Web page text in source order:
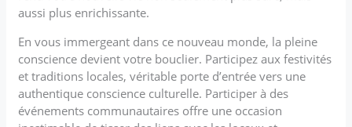
aussi plus enrichissante.
En vous immergeant dans ce nouveau monde, la pleine
conscience devient votre bouclier. Participez aux festivités
et traditions locales, véritable porte d’entrée vers une
authentique conscience culturelle. Participer à des
événements communautaires offre une occasion